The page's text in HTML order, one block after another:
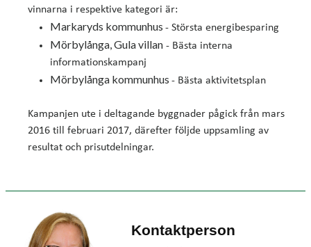
vinnarna i respektive kategori är:
Markaryds kommunhus - Största energibesparing
Mörbylånga, Gula villan - Bästa interna
informationskampanj
Mörbylånga kommunhus - Bästa aktivitetsplan
Kampanjen ute i deltagande byggnader pågick från mars
2016 till februari 2017, därefter följde uppsamling av
resultat och prisutdelningar.
Kontaktperson